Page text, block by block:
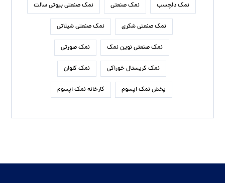
نمک دلچسب نمک صنعتی نمک صنعتی بیوتی سالت
نمک صنعتی شکری نمک صنعتی شیلاتی
نمک صنعتی نوین نمک نمک صورتی
نمک کریستال خوراکی نمک کلوان
پخش نمک اپسوم کارخانه نمک اپسوم